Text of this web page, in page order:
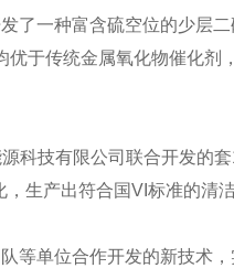
了一种富含硫空位的少层
于传统金属氧化物催化剂
科技有限公司联合开发的
生产出符合国VI标准的清
等单位合作开发的新技术